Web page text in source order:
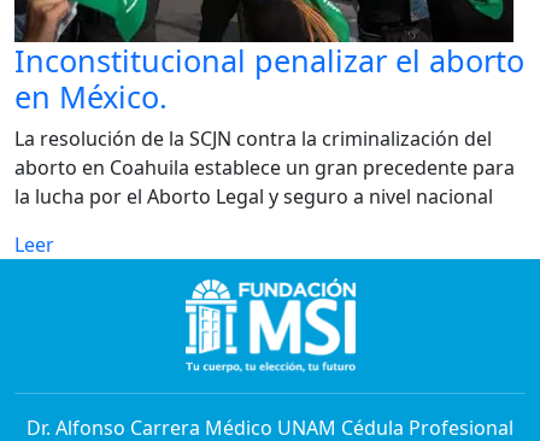
Inconstitucional penalizar el aborto
en México.
La resolución de la SCJN contra la criminalización del
aborto en Coahuila establece un gran precedente para
la lucha por el Aborto Legal y seguro a nivel nacional
Leer
Dr. Alfonso Carrera Médico UNAM Cédula Profesional